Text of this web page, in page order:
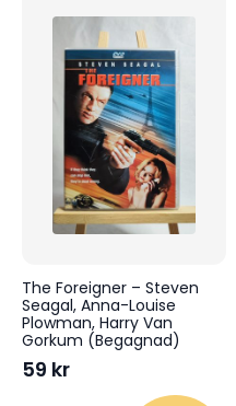
The Foreigner – Steven
Seagal, Anna-Louise
Plowman, Harry Van
Gorkum (Begagnad)
59 kr